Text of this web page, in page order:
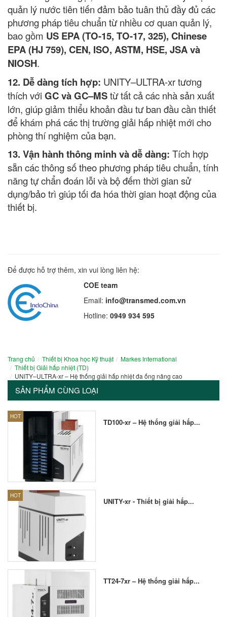
quản lý nước tiên tiến đảm bảo tuân thủ đầy đủ các
phương pháp tiêu chuẩn từ nhiều cơ quan quản lý,
bao gồm US EPA (TO-15, TO-17, 325), Chinese
EPA (HJ 759), CEN, ISO, ASTM, HSE, JSA và
NIOSH.
12. Dễ dàng tích hợp: UNITY–ULTRA-xr tương
thích với GC và GC–MStừ tất cả các nhà sản xuất
lớn, giúp giảm thiểu khoản đầu tư ban đầu cần thiết
để khám phá các thị trường giải hấp nhiệt mới cho
phòng thí nghiệm của bạn.
13. Vận hành thông minh và dễ dàng: Tích hợp
sẵn các thông số theo phương pháp tiêu chuẩn, tính
năng tự chẩn đoán lỗi và bộ đếm thời gian sử
dụng/bảo trì giúp tối đa hóa thời gian hoạt động của
thiết bị.
Để được hỗ trợ thêm, xin vui lòng liên hệ:
COE team
Email: info@transmed.com.vn
Hotline: 0949 934 595
Trang chủ Thiết bị Khoa học Kỹ thuật
Markes International
Thiết bị Giải hấp nhiệt (TD)
UNITY–ULTRA-xr – Hệ thống giải hấp nhiệt đa ống nâng cao
SẢN PHẨM CÙNG LOẠI
HOT
TD100-xr – Hệ thống giải hấp...
HOT
UNITY-xr - Thiết bị giải hấp...
TT24-7xr – Hệ thống giải hấp...